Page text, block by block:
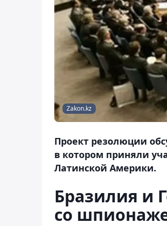
Zakon.kz
Проект резолюции
в котором приняли
Латинской Америки.
Бразилия и
со